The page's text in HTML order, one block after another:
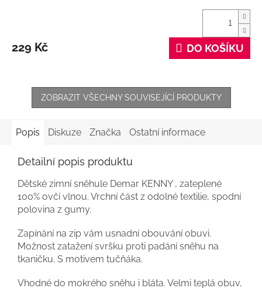
229 Kč DO KOŠÍKU
ZOBRAZIT VŠECHNY SOUVISEJÍCÍ PRODUKTY
Popis Diskuze Značka Ostatní informace
Detailní popis produktu
Dětské zimní sněhule Demar KENNY , zateplené
100% ovčí vlnou. Vrchní část z odolné textilie, spodní
polovina z gumy.
Zapínání na zip vám usnadní obouvání obuvi.
Možnost zatažení svršku proti padání sněhu na
tkaničku. S motivem tučňáka.
Vhodné do mokrého sněhu i bláta. Velmi teplá obuv,